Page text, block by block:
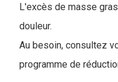
L'excès de masse
douleur.
Au besoin, consultez
programme de